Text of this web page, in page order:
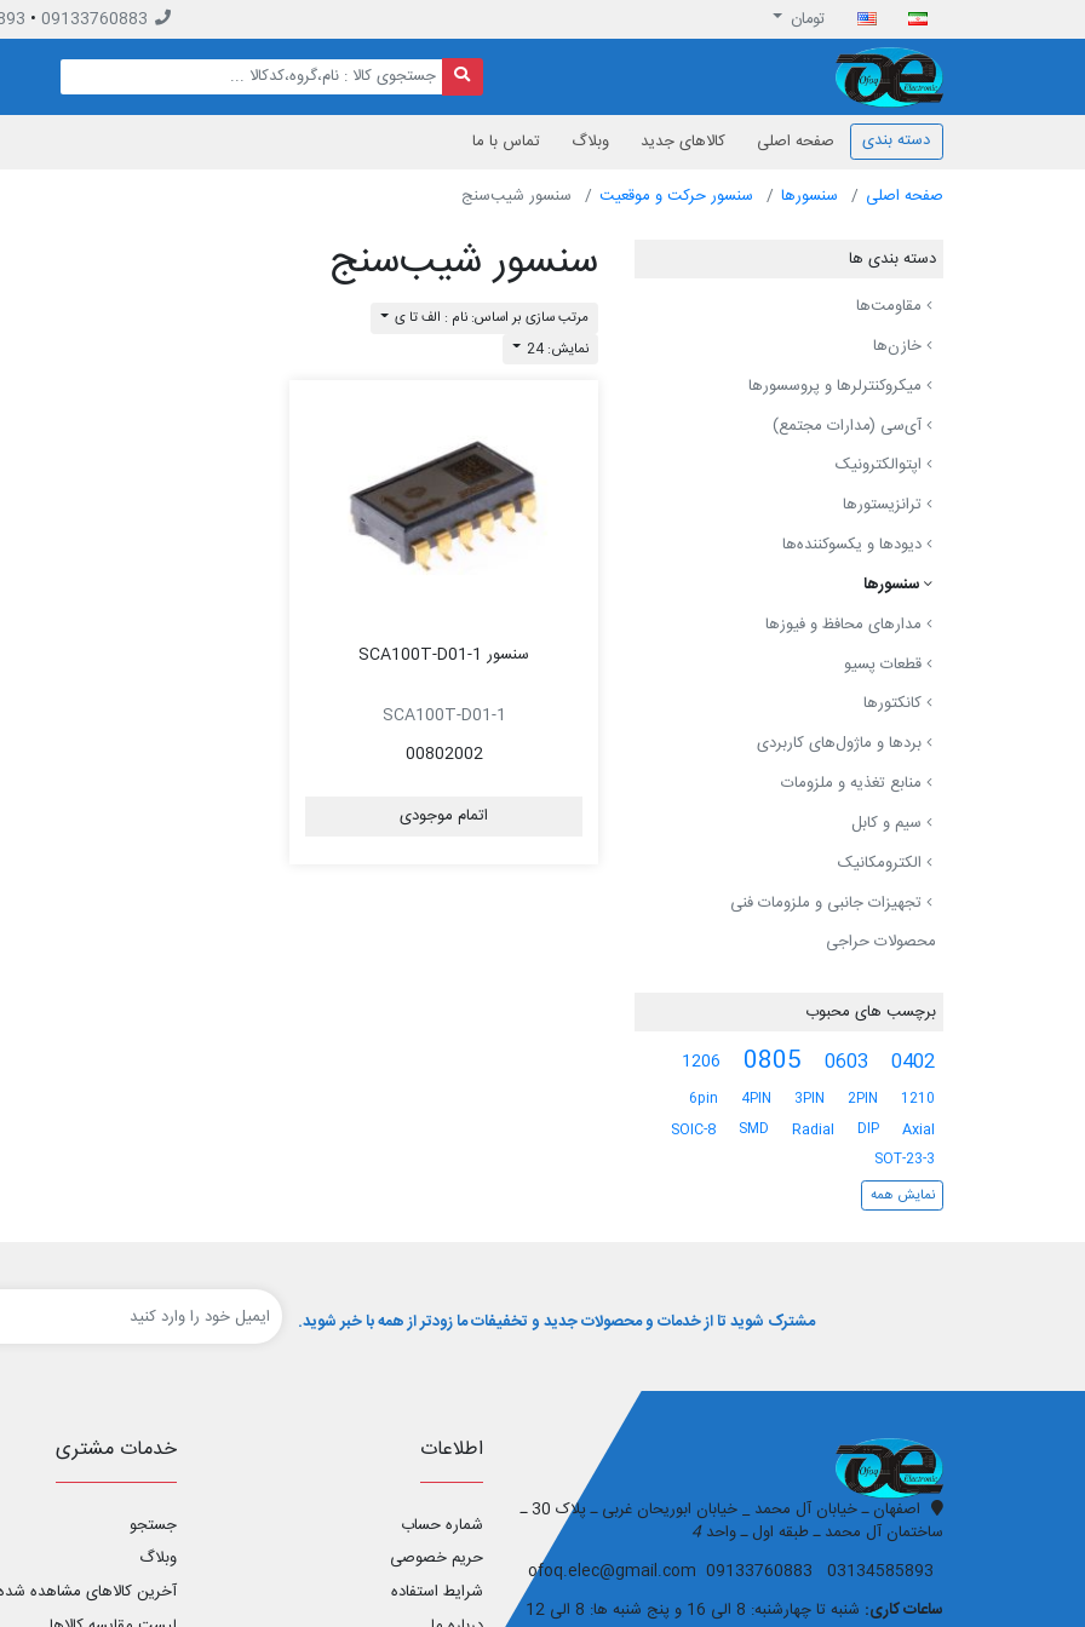
تومان 09133760883
•
دسته بندی صفحه اصلی کالاهای جدید وبلاگ تماس با ما
صفحه اصلی سنسورها سنسور حرکت و موقعیت سنسور شیب‌سنج
دسته بندی ها
مقاومت‌ها
خازن‌ها
میکروکنترلرها و پروسسورها
آی‌سی (مدارات مجتمع)
اپتوالکترونیک
ترانزیستورها
دیودها و یکسوکننده‌ها
سنسورها
مدارهای محافظ و فیوزها
قطعات پسیو
کانکتورها
بردها و ماژول‌های کاربردی
منابع تغذیه و ملزومات
سیم و کابل
الکترومکانیک
تجهیزات جانبی و ملزومات فنی
محصولات حراجی
برچسب های محبوب
0402
0603
0805
1206
1210
2PIN
3PIN
4PIN
6pin
Axial
DIP
Radial
SMD
SOIC-8
SOT-23-3
نمایش همه
سنسور شیب‌سنج
مرتب سازی بر اساس: نام : الف تا ی
نمایش: 24
سنسور SCA100T-D01-1
SCA100T-D01-1
00802002
اتمام موجودی
مشترک شوید تا از خدمات و محصولات جدید و تخفیفات ما زودتر از همه با خبر شوید.
اصفهان ـ خیابان آل محمد _ خیابان ابوریحان غربی ـ پلاک 30 ـ
ساختمان آل محمد ـ طبقه اول ـ واحد4
ساعات کاری: شنبه تا چهارشنبه: 8 الی 16 و پنج شنبه ها: 8 الی 12
اطلاعات
شماره حساب
حریم خصوصی
شرایط استفاده
خدمات مشتری
جستجو
وبلاگ
آخرین کالاهای مشاهده